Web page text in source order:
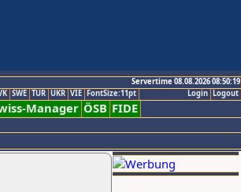
Servertime 08.08.2026 08:50:19
Logout
Login
SWE TUR UKR VIE FontSize:11pt
Manager ÖSB FIDE